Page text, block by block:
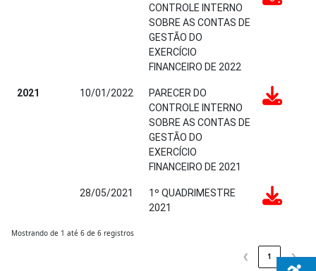
CONTROLE INTERNO
SOBRE AS CONTAS DE
GESTÃO DO
EXERCÍCIO
FINANCEIRO DE 2022
2021 10/01/2022
PARECER DO
CONTROLE INTERNO
SOBRE AS CONTAS DE
GESTÃO DO
EXERCÍCIO
FINANCEIRO DE 2021
28/05/2021
1º QUADRIMESTRE
2021
Mostrando de 1 até 6 de 6 registros
❮ 1 ❯